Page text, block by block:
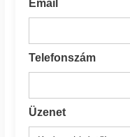
Email
Telefonszám
Üzenet